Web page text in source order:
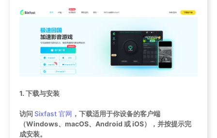
1. 下载与安装
访问Sixfast 官网 ，下载适用于你设备的客户端
（Windows、macOS、Android 或 iOS），并按提示完
成安装。